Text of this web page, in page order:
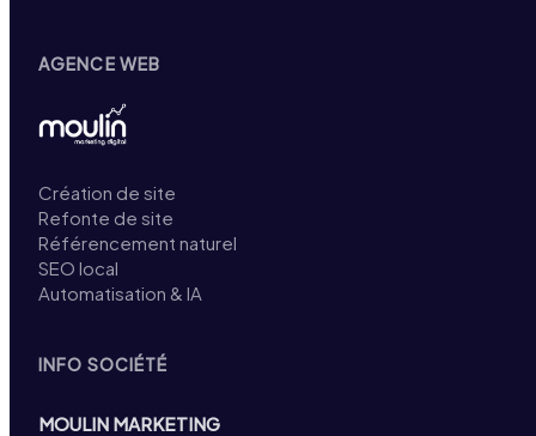
AGENCE WEB
Création de site
Refonte de site
Référencement naturel
SEO local
Automatisation & IA
INFO SOCIÉTÉ
MOULIN MARKETING